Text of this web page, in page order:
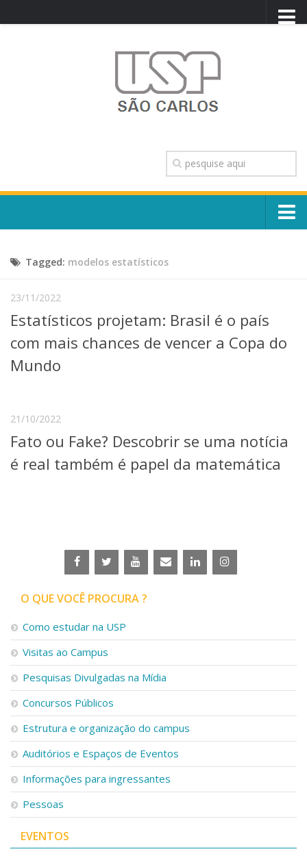
TRANSPARÊNCIA
OUVIDORIA
CONTATO
Escola, Institutos e Órgãos
Núcleos e Comissões
Telefones e Mapas
Pessoas
Graduação
Cursos de Extensão
Pesquisa e Inovação
Linhas de Pesquisa
Centros, Núcleos e Projetos em Rede
Extensão à Comunidade
Projetos, Programas e Cursos
Museus e Espaços Interativos
Bibliotecas
Apoio ao Estudante
Segurança, Trânsito e Prevenção
RH, Administrativo e Financeiro
Outros serviços
Comunicação
Assessorias e Mídias
Aplicativos e Sites
Jornal da USP
Agenda de Eventos
Defesa de Teses
Tagged: modelos estatísticos
23/11/2022
Estatísticos projetam: Brasil é o país
com mais chances de vencer a Copa do
Mundo
21/10/2022
Fato ou Fake? Descobrir se uma notícia
é real também é papel da matemática
O QUE VOCÊ PROCURA ?
Como estudar na USP
Visitas ao Campus
Pesquisas Divulgadas na Mídia
Concursos Públicos
Estrutura e organização do campus
Auditórios e Espaços de Eventos
Informações para ingressantes
Pessoas
EVENTOS